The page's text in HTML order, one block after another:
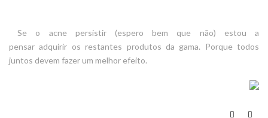
Se o acne persistir (espero bem que não) estou a
pensar adquirir os restantes produtos da gama. Porque todos
juntos devem fazer um melhor efeito.